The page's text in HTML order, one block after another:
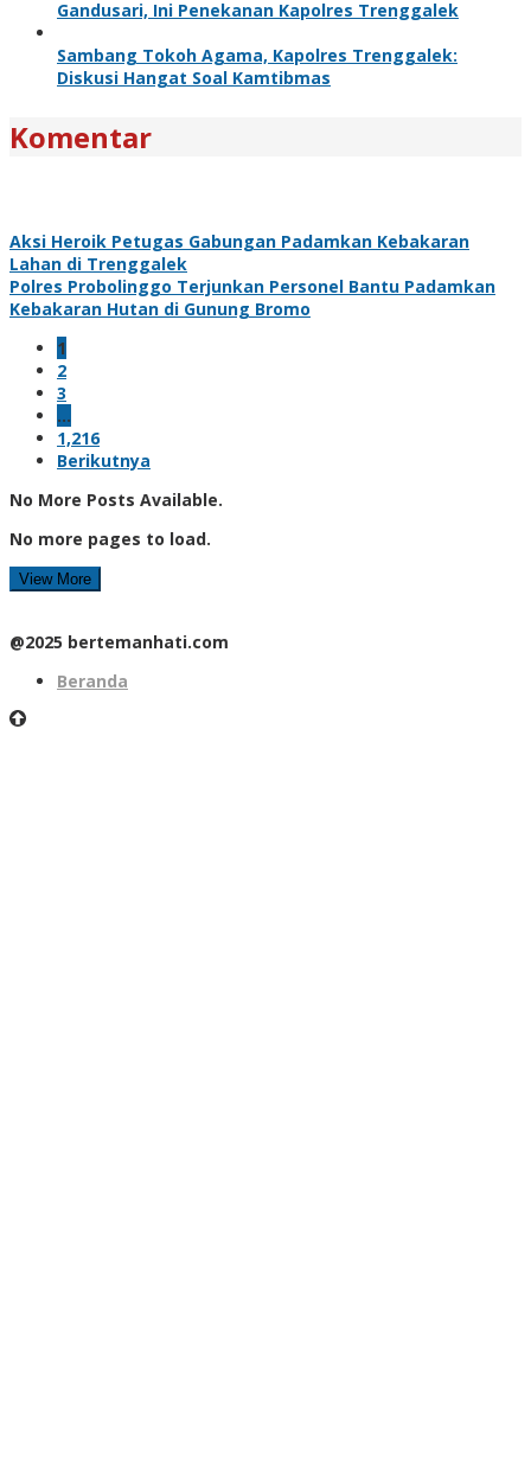
Gandusari, Ini Penekanan Kapolres Trenggalek
Sambang Tokoh Agama, Kapolres Trenggalek:
Diskusi Hangat Soal Kamtibmas
Komentar
Aksi Heroik Petugas Gabungan Padamkan Kebakaran
Lahan di Trenggalek
Polres Probolinggo Terjunkan Personel Bantu Padamkan
Kebakaran Hutan di Gunung Bromo
1
2
3
…
1,216
Berikutnya
No More Posts Available.
No more pages to load.
View More
@2025 bertemanhati.com
Beranda